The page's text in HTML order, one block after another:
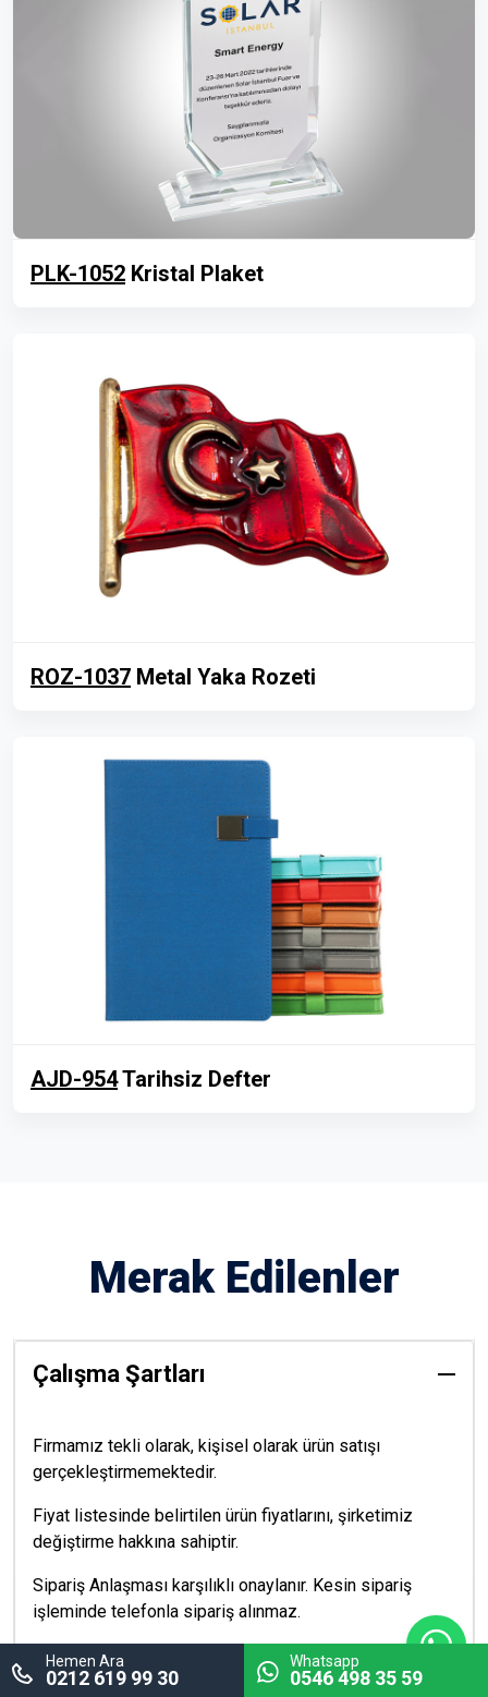
PLK-1052 Kristal Plaket
ROZ-1037 Metal Yaka Rozeti
AJD-954Tarihsiz Defter
Merak Edilenler
Çalışma Şartları
Firmamız tekli olarak, kişisel olarak ürün satışı
gerçekleştirmemektedir.
Fiyat listesinde belirtilen ürün fiyatlarını, şirketimiz
değiştirme hakkına sahiptir.
Sipariş Anlaşması karşılıklı onaylanır. Kesin sipariş
işleminde telefonla sipariş alınmaz.
Banka havaleleri fatura kesilecek şirket veya kişi ismi
adına gönderilmelidir.
Hemen Ara
0212 619 99 30
Whatsapp
0546 498 35 59